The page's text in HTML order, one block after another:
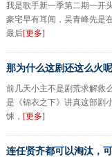
我是歌手新一季第二期一开
豪宅早有耳闻，吴青峰先是
最后[更多]
那为什么这剧还这么火
前几天小主不是剧荒求解救
是《锦衣之下》讲真这部剧
悚， [更多]
连任贤齐都可以淘汰，